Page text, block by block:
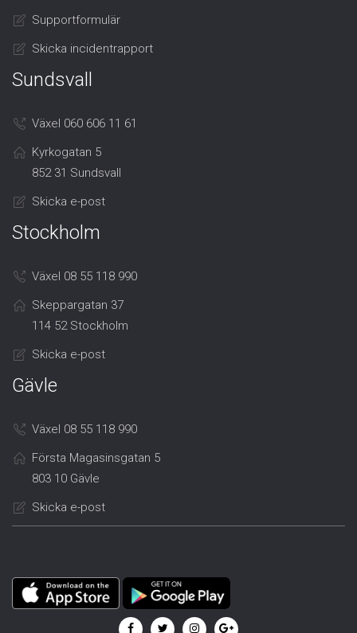
Supportformulär
Skicka incidentrapport
Sundsvall
Växel 060 606 11 61
Kyrkogatan 5
852 31 Sundsvall
Skicka e-post
Stockholm
Växel 08 55 118 990
Skeppargatan 37
114 52 Stockholm
Skicka e-post
Gävle
Växel 08 55 118 990
Första Magasinsgatan 5
803 10 Gävle
Skicka e-post